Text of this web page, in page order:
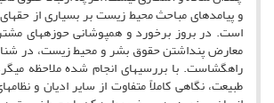
و پیامدهای مباحث محیط زیست بر بسیاری از
است. در بروز برخورد و همپوشانی حوزه­های
معارض پنداشتن حقوق بشر و محیط زیست، در
راهگشاست. با بررسی­های انجام شده ملاحظه
طبیعت، نگاهی کاملاً متفاوت از سایر ادیان و